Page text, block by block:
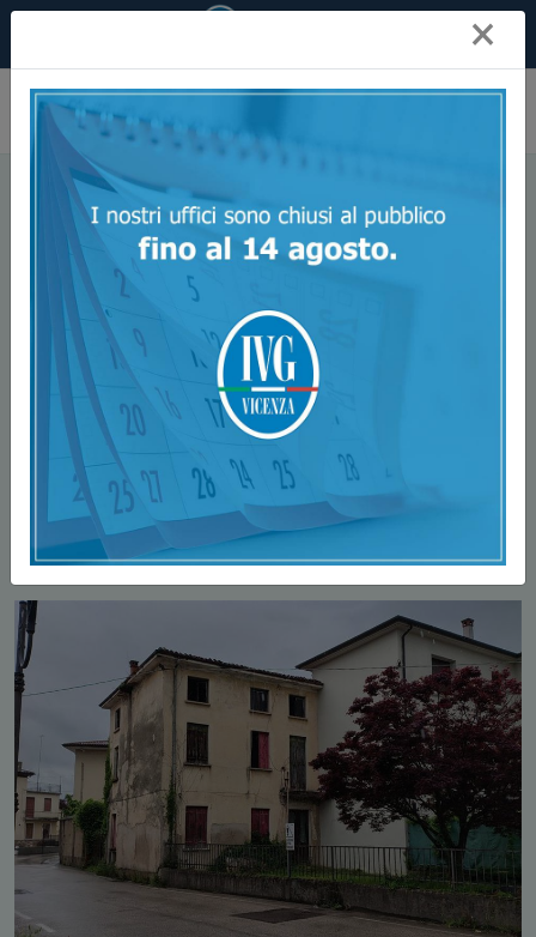
IMMOBILI IMMOBILE RESIDENZIALE
Procedura aggiudicata in data
22/10/2025,
AGGIUDICATA
Codice Inserzione: 5640
Abitazione a Marano
Vicentino in asta
Tribunale di VICENZA ,Proc: 119/2024
×